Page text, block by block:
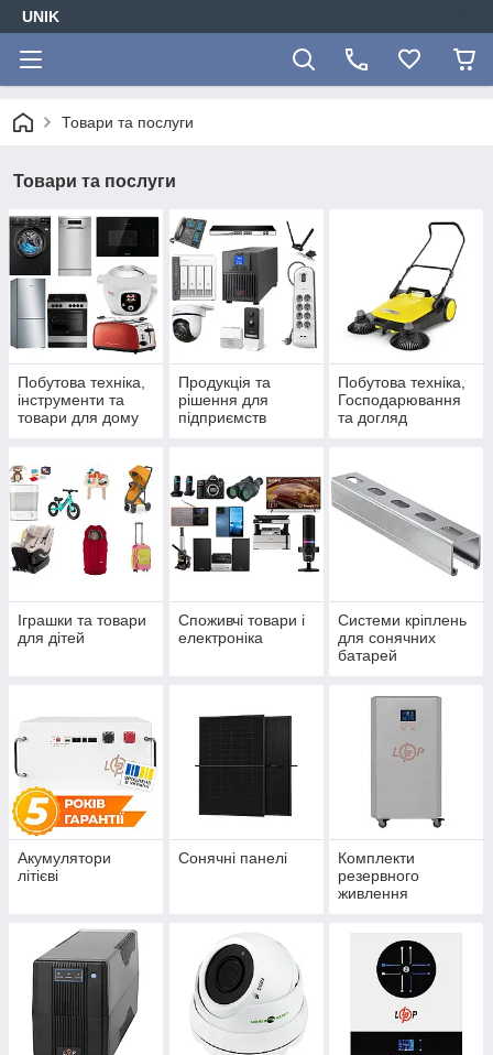
UNIK
Товари та послуги
Товари та послуги
Побутова техніка,
інструменти та
товари для дому
Продукція та
рішення для
підприємств
Побутова техніка,
Господарювання
та догляд
Іграшки та товари
для дітей
Споживчі товари і
електроніка
Системи кріплень
для сонячних
батарей
Акумулятори
літієві
Сонячні панелі
Комплекти
резервного
живлення